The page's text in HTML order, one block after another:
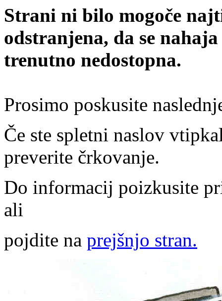
Strani ni bilo mogoče
odstranjena, da se
trenutno nedostopna.
Prosimo poskusite
Če ste spletni naslov
preverite črkovanje.
Do informacij poizkusite
ali
pojdite na prejšnjo stran.